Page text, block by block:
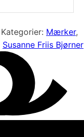
Kategorier: Mærker,
Susanne Friis Bjørner